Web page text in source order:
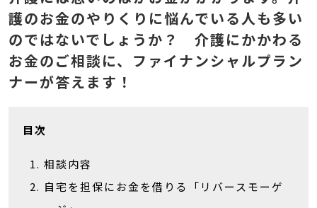
護のお金のやりくりに悩んでいる人も多い
のではないでしょうか？ 介護にかかわる
お金のご相談に、ファイナンシャルプラン
ナーが答えます！
目次
相談内容
自宅を担保にお金を借りる「リバースモーゲ